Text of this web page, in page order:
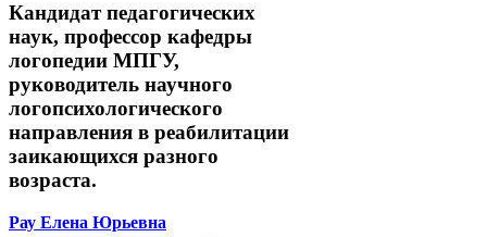
Кандидат педагогических
наук, профессор кафедры
логопедии МПГУ,
руководитель научного
логопсихологического
направления в реабилитации
заикающихся разного
возраста.
Рау Елена Юрьевна